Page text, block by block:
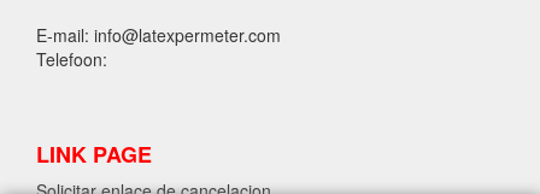
E-mail: info@latexpermeter.com
Telefoon:
LINK PAGE